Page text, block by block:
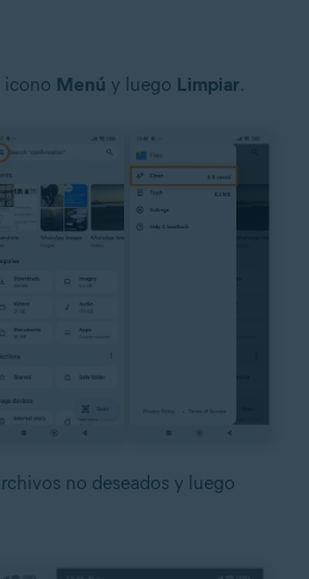
icono Menú y luego Limpiar.
no deseados y luego